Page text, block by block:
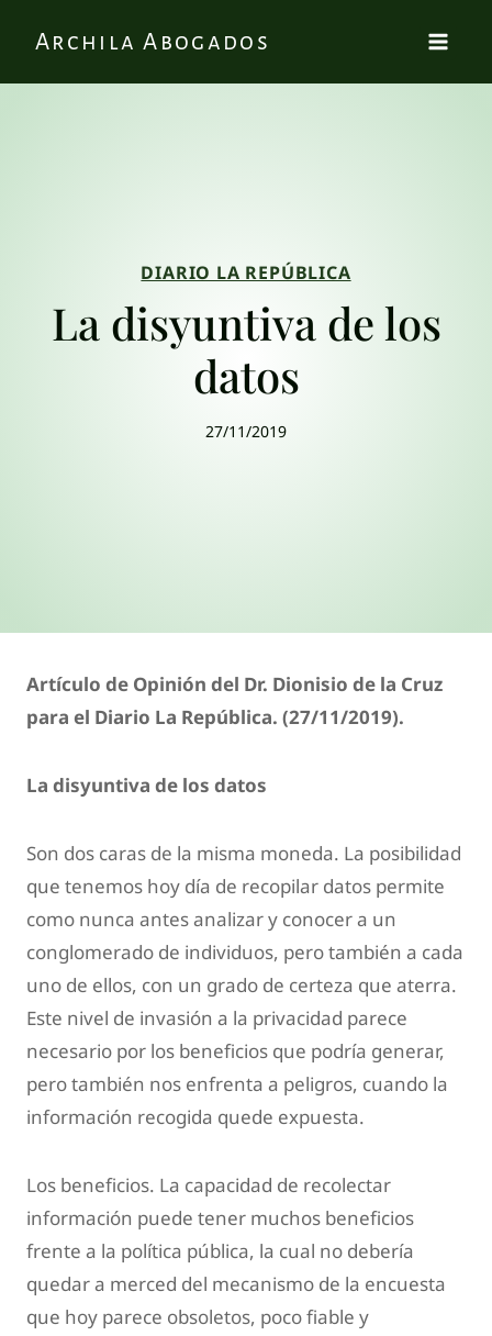
Archila Abogados
DIARIO LA REPÚBLICA
La disyuntiva de los
datos
27/11/2019
Artículo de Opinión del Dr. Dionisio de la Cruz
para el Diario La República. (27/11/2019).
La disyuntiva de los datos
Son dos caras de la misma moneda. La posibilidad
que tenemos hoy día de recopilar datos permite
como nunca antes analizar y conocer a un
conglomerado de individuos, pero también a cada
uno de ellos, con un grado de certeza que aterra.
Este nivel de invasión a la privacidad parece
necesario por los beneficios que podría generar,
pero también nos enfrenta a peligros, cuando la
información recogida quede expuesta.
Los beneficios. La capacidad de recolectar
información puede tener muchos beneficios
frente a la política pública, la cual no debería
quedar a merced del mecanismo de la encuesta
que hoy parece obsoletos, poco fiable y